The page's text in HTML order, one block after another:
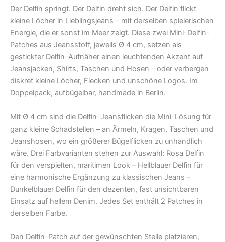
Der Delfin springt. Der Delfin dreht sich. Der Delfin flickt
kleine Löcher in Lieblingsjeans – mit derselben spielerischen
Energie, die er sonst im Meer zeigt. Diese zwei Mini-Delfin-
Patches aus Jeansstoff, jeweils Ø 4 cm, setzen als
gestickter Delfin-Aufnäher einen leuchtenden Akzent auf
Jeansjacken, Shirts, Taschen und Hosen – oder verbergen
diskret kleine Löcher, Flecken und unschöne Logos. Im
Doppelpack, aufbügelbar, handmade in Berlin.
Mit Ø 4 cm sind die Delfin-Jeansflicken die Mini-Lösung für
ganz kleine Schadstellen – an Ärmeln, Kragen, Taschen und
Jeanshosen, wo ein größerer Bügelflicken zu unhandlich
wäre. Drei Farbvarianten stehen zur Auswahl: Rosa Delfin
für den verspielten, maritimen Look – Hellblauer Delfin für
eine harmonische Ergänzung zu klassischen Jeans –
Dunkelblauer Delfin für den dezenten, fast unsichtbaren
Einsatz auf hellem Denim. Jedes Set enthält 2 Patches in
derselben Farbe.
Den Delfin-Patch auf der gewünschten Stelle platzieren,